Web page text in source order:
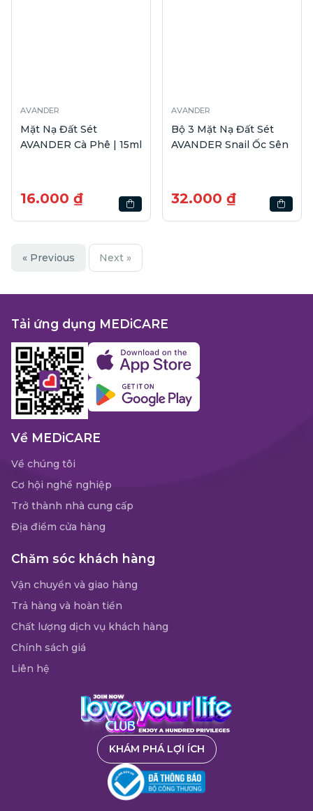
AVANDER
Mặt Nạ Đất Sét
AVANDER Cà Phê | 15ml
16.000 ₫
AVANDER
Bộ 3 Mặt Nạ Đất Sét
AVANDER Snail Ốc Sên
32.000 ₫
« Previous Next »
Tải ứng dụng MEDiCARE
Về MEDiCARE
Về chúng tôi
Cơ hội nghề nghiệp
Trở thành nhà cung cấp
Địa điểm cửa hàng
Chăm sóc khách hàng
Vận chuyển và giao hàng
Trả hàng và hoàn tiền
Chất lượng dịch vụ khách hàng
Chính sách giá
Liên hệ
KHÁM PHÁ LỢI ÍCH